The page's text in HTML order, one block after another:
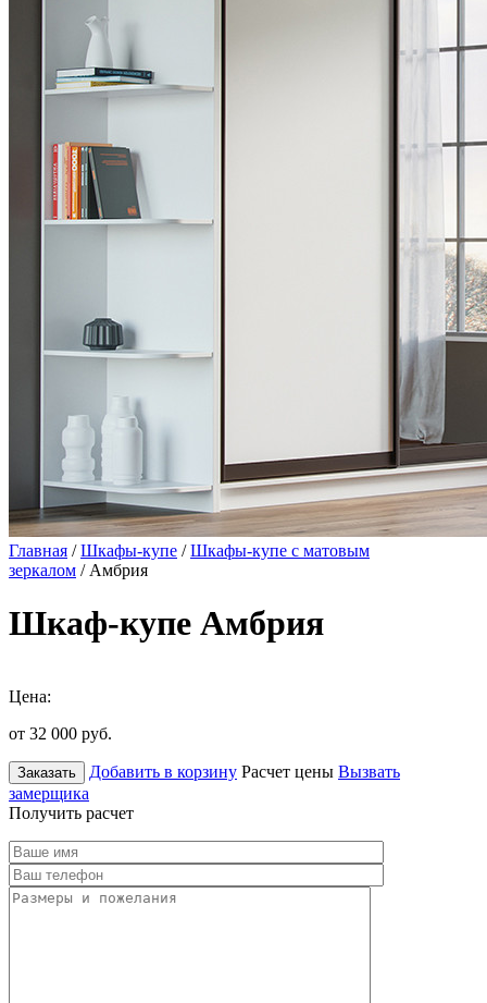
Главная /Шкафы-купе /Шкафы-купе с матовым
зеркалом / Амбрия
Шкаф-купе Амбрия
Цена:
от 32 000 руб.
Заказать Добавить в корзину Расчет цены Вызвать
замерщика
Получить расчет